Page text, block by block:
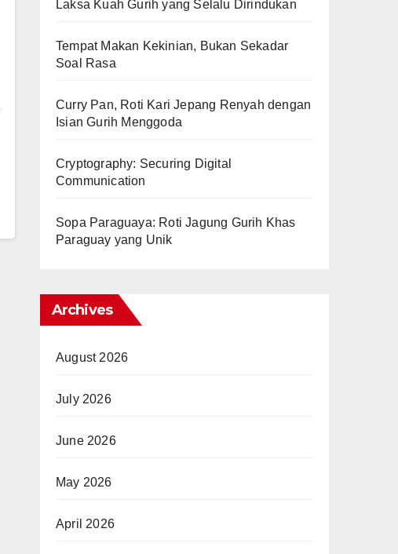
Laksa Kuah Gurih yang Selalu Dirindukan
Tempat Makan Kekinian, Bukan Sekadar
Soal Rasa
Curry Pan, Roti Kari Jepang Renyah dengan
Isian Gurih Menggoda
Cryptography: Securing Digital
Communication
Sopa Paraguaya: Roti Jagung Gurih Khas
Paraguay yang Unik
Archives
August 2026
July 2026
June 2026
May 2026
April 2026